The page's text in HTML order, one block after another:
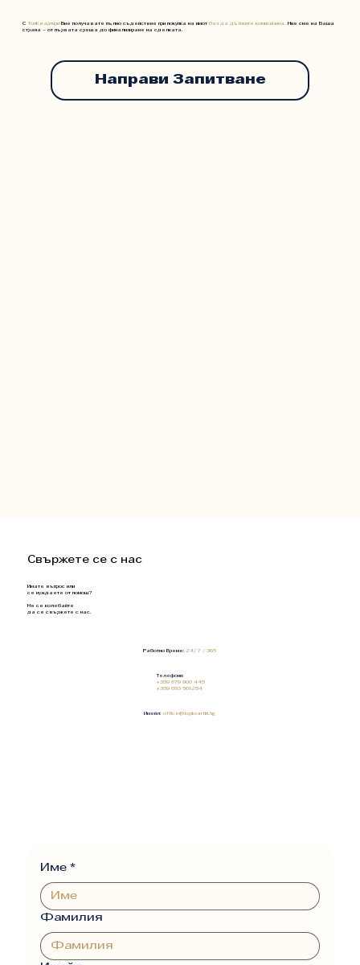
С ТопКвартири Вие получавате пълно съдействие при покупка на имот без да дължите комисионна.
Ние сме на Ваша
страна – от първата среща до финализиране на сделката.
Направи Запитване
Свържете се с нас
Имате въпрос или
се нуждаете от помощ?
Не се колебайте
да се свържете с нас.
Работно Време:24/ 7 / 365
Телефони:
+359 879 900 445
+359 893 561 254
Имейл: office@topkvartiri.bg
Име *
Фамилия